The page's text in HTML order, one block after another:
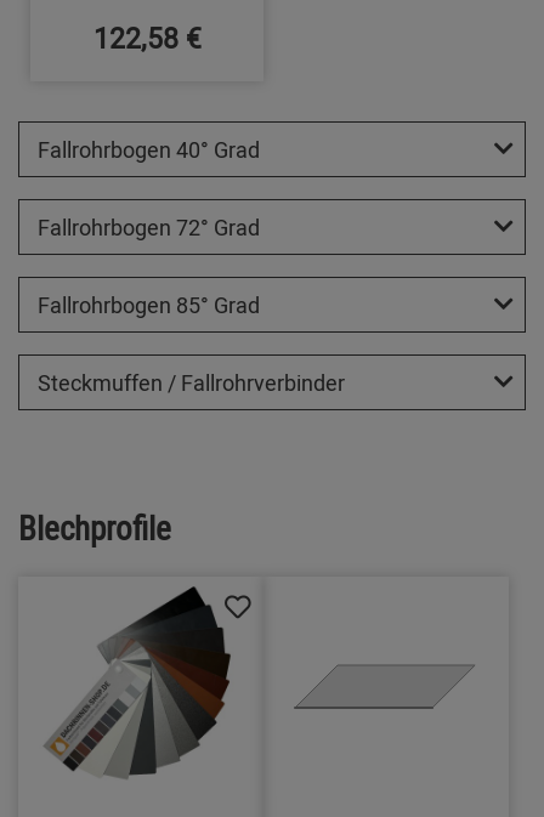
122,58 €
Fallrohrbogen 40° Grad
Fallrohrbogen 72° Grad
Fallrohrbogen 85° Grad
Steckmuffen / Fallrohrverbinder
Blechprofile